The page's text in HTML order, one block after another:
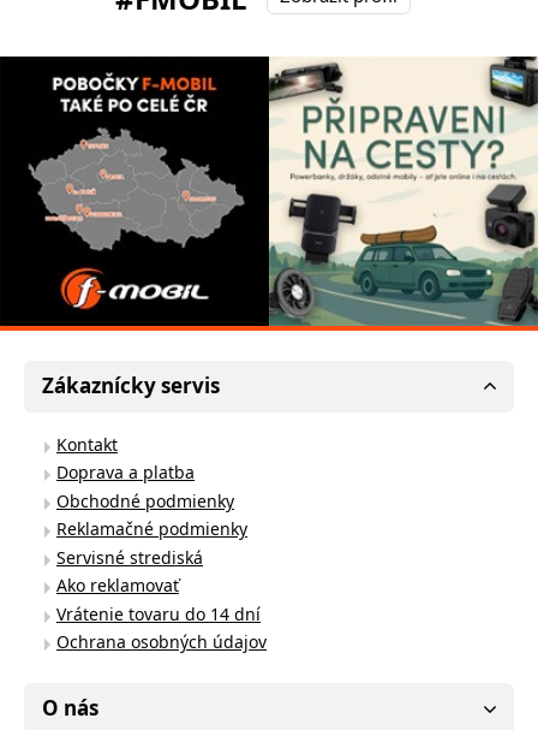
Zákaznícky servis
Kontakt
Doprava a platba
Obchodné podmienky
Reklamačné podmienky
Servisné strediská
Ako reklamovať
Vrátenie tovaru do 14 dní
Ochrana osobných údajov
O nás